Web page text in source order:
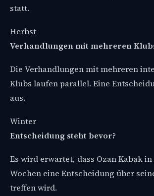
statt.
Herbst
Verhandlungen mit mehreren
Die Verhandlungen mit mehreren
Klubs laufen parallel. Eine
aus.
Winter
Entscheidung steht bevor?
Es wird erwartet, dass Ozan Kabak
Wochen eine Entscheidung über
treffen wird.